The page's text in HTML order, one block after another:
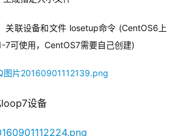
设备和文件 losetup命令 (CentOS6上
7可使用，CentOS7需要自己创建)
设备